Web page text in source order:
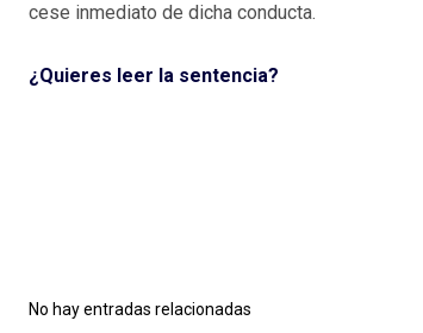
cese inmediato de dicha conducta.
¿Quieres leer la sentencia?
No hay entradas relacionadas